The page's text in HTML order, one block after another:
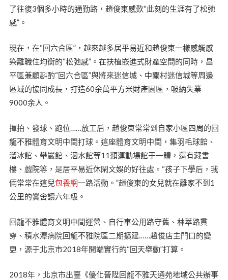
了往復3個多小時的通勤路，趙俊東感歎“此刻的生涯有了松弛
感”。
現在，在“回六合區”，越來越多居平易近和趙俊東一樣感觸感
染離職住均衡的“松弛感”。在扶植嵌進式財產空間的同時，昌
平區兼顧斟酌“回六合區”與將來迷信城、中關村迷信城等周邊
區域的協同成長，打造60余萬平方米財產園區，吸納失業
9000余人。
揮拍、發球、跑位……放工后，趙俊東常常到自家小區四周的回
龍不雅體育文明中間打球。這座體育文明中間，集羽毛球館、
溜冰館、攀巖館、泅水館等11類運動場館于一體，還有藏書
樓、戲院等，是居平易近休閑文娛的好往處。“孩子下學后，我
倆常常在這兒包養網一路活動。”趙俊東的女兒就在離家不到1
公里的黌舍讀六年級。
回龍不雅體育文明中間運營、自行車公用路守舊、林萃路貫
穿、積水潭病院回龍不雅院區二期擴建……趙俊店主門口的變
更，源于北京市2018年開端實行的“回天舉動”打算。
2018年，北京市出臺《優化晉陞回龍不雅天通苑地域公共辦事